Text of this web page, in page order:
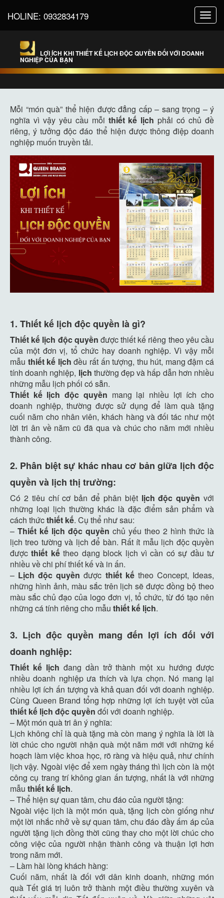
HOLINE: 0932834179
LỢI ÍCH KHI THIẾT KẾ LỊCH ĐỘC QUYỀN ĐỐI VỚI DOANH
NGHIỆP CỦA BẠN
Mỗi “món quà” thể hiện được đẳng cấp – sang trọng – ý
nghĩa vì vậy yêu cầu mỗi thiết kế lịch phải có chủ đề
riêng, ý tưởng độc đáo thể hiện được thông điệp doanh
nghiệp muốn truyền tải.
1. Thiết kế lịch độc quyền là gì?
Thiết kế lịch độc quyền được thiết kế riêng theo yêu cầu
của một đơn vị, tổ chức hay doanh nghiệp. Vì vậy mỗi
mẫu thiết kế lịch đều rất ấn tượng, thu hút, mang đậm cá
tính doanh nghiệp, lịch thường đẹp và hấp dẫn hơn nhiều
những mẫu lịch phối có sẵn.
Thiết kế lịch độc quyền mang lại nhiều lợi ích cho
doanh nghiệp, thường được sử dụng để làm quà tặng
cuối năm cho nhân viên, khách hàng và đối tác như một
lời tri ân về năm cũ đã qua và chúc cho năm mới nhiều
thành công.
2. Phân biệt sự khác nhau cơ bản giữa lịch độc
quyền và lịch thị trường:
Có 2 tiêu chí cơ bản để phân biệt lịch độc quyền với
những loại lịch thường khác là đặc điểm sản phẩm và
cách thứcthiết kế. Cụ thể như sau:
– Thiết kế lịch độc quyền chủ yếu theo 2 hình thức là
lịch treo tường và lịch để bàn. Rất ít mẫu lịch độc quyền
đượcthiết kếtheo dạng block lịch vì cần có sự đầu tư
nhiều về chi phí thiết kế và in ấn.
– Lịch độc quyền được thiết kếtheo Concept, Ideas,
những hình ảnh, màu sắc trên lịch sẽ được đồng bộ theo
màu sắc chủ đạo của logo đơn vị, tổ chức, từ đó tạo nên
những cá tính riêng cho mẫu thiết kế lịch.
3. Lịch độc quyền mang đến lợi ích đối với
doanh nghiệp:
Thiết kế lịch đang dần trở thành một xu hướng được
nhiều doanh nghiệp ưa thích và lựa chọn. Nó mang lại
nhiều lợi ích ấn tượng và khả quan đối với doanh nghiệp.
Cùng Queen Brand tổng hợp những lợi ích tuyệt vời của
thiết kế lịch độc quyền đối với doanh nghiệp.
– Một món quà tri ân ý nghĩa:
Lịch không chỉ là quà tặng mà còn mang ý nghĩa là lời là
lời chúc cho người nhận quà một năm mới với những kế
hoạch làm việc khoa học, rõ ràng và hiệu quả, như chính
lịch vậy. Ngoài việc để xem ngày tháng thì lịch còn là một
công cụ trang trí không gian ấn tượng, nhất là với những
mẫu thiết kế lịch.
– Thể hiện sự quan tâm, chu đáo của người tặng:
Ngoài việc lịch là một món quà, tặng lịch còn giống như
một lời nhắc nhở về sự quan tâm, chu đáo đầy ấm áp của
người tặng lịch đồng thời cũng thay cho một lời chúc cho
công việc của người nhận thành công và thuận lợi hơn
trong năm mới.
– Làm hài lòng khách hàng:
Cuối năm, nhất là đối với dân kinh doanh, những món
quà Tết giá trị luôn trở thành một điều thường xuyên và